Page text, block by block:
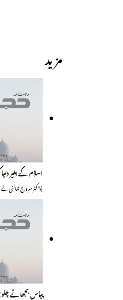
مزید
اسلام کے بغیر
[ڈاکٹر سروج شالنی
پیاس بجھاتے